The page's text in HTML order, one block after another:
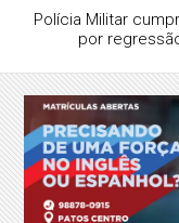
Polícia Militar
por